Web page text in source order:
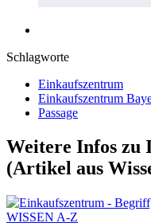
Schlagworte
Einkaufszentrum
Einkaufszentrum
Passage
Weitere Infos zu
(Artikel aus